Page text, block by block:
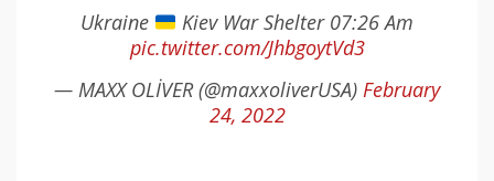
Ukraine
Kiev War Shelter 07:26 Am
pic.twitter.com/JhbgoytVd3
— MAXX OLİVER (@maxxoliverUSA) February
24, 2022